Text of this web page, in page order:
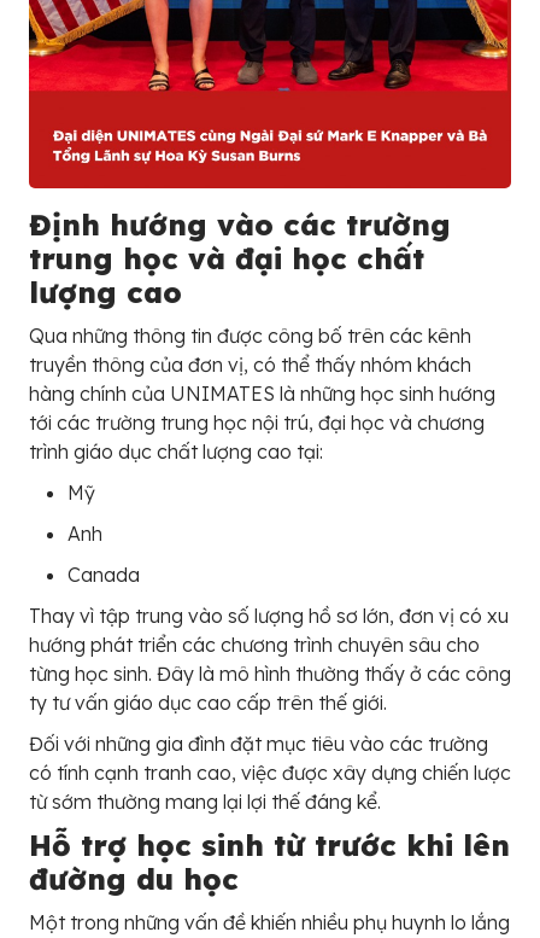
Định hướng vào các trường
trung học và đại học chất
lượng cao
Qua những thông tin được công bố trên các kênh
truyền thông của đơn vị, có thể thấy nhóm khách
hàng chính của UNIMATES là những học sinh hướng
tới các trường trung học nội trú, đại học và chương
trình giáo dục chất lượng cao tại:
Mỹ
Anh
Canada
Thay vì tập trung vào số lượng hồ sơ lớn, đơn vị có xu
hướng phát triển các chương trình chuyên sâu cho
từng học sinh. Đây là mô hình thường thấy ở các công
ty tư vấn giáo dục cao cấp trên thế giới.
Đối với những gia đình đặt mục tiêu vào các trường
có tính cạnh tranh cao, việc được xây dựng chiến lược
từ sớm thường mang lại lợi thế đáng kể.
Hỗ trợ học sinh từ trước khi lên
đường du học
Một trong những vấn đề khiến nhiều phụ huynh lo lắng